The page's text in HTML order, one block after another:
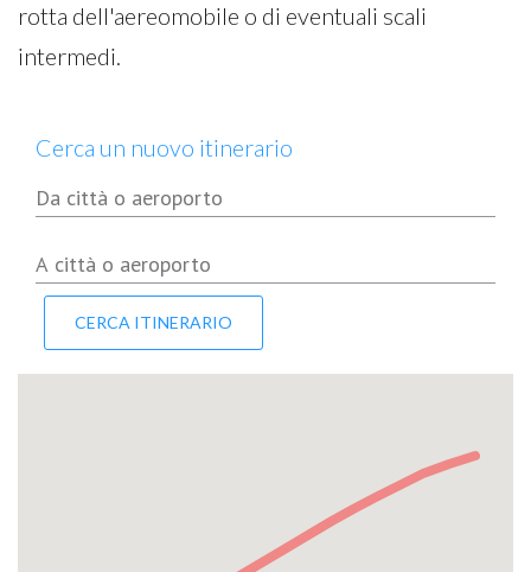
rotta dell'aereomobile o di eventuali scali
intermedi.
Cerca un nuovo itinerario